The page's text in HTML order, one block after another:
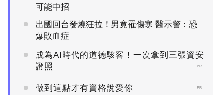
可能中招
出國回台發燒狂拉！男竟罹傷寒 醫示警：恐
爆敗血症
成為AI時代的道德駭客！一次拿到三張資安
證照
PR
做到這點才有資格說愛你 PR